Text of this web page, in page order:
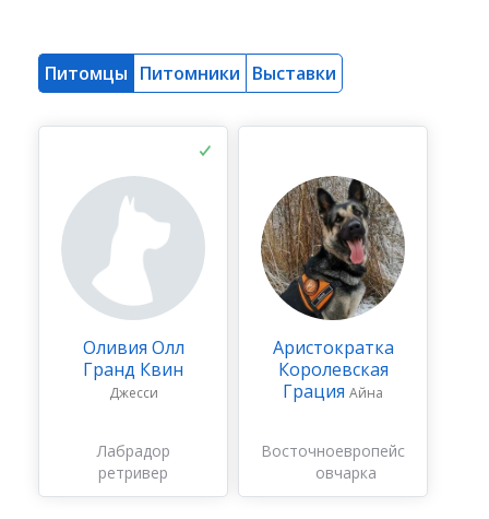
Питомцы Питомники Выставки
Оливия Олл
Гранд Квин
Джесси
Лабрадор
ретривер
Аристократка
Королевская
Грация Айна
Восточноевропейская
овчарка